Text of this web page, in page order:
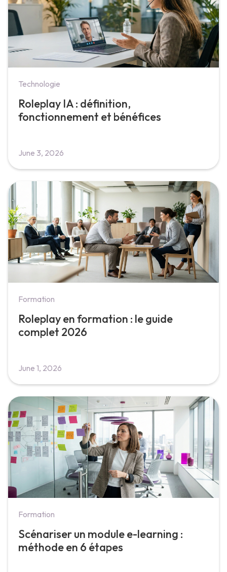
Technologie
Roleplay IA : définition,
fonctionnement et bénéfices
June 3, 2026
Formation
Roleplay en formation : le guide
complet 2026
June 1, 2026
Formation
Scénariser un module e-learning :
méthode en 6 étapes